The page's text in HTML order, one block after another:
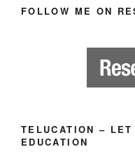
FOLLOW ME ON
TELUCATION –
EDUCATION